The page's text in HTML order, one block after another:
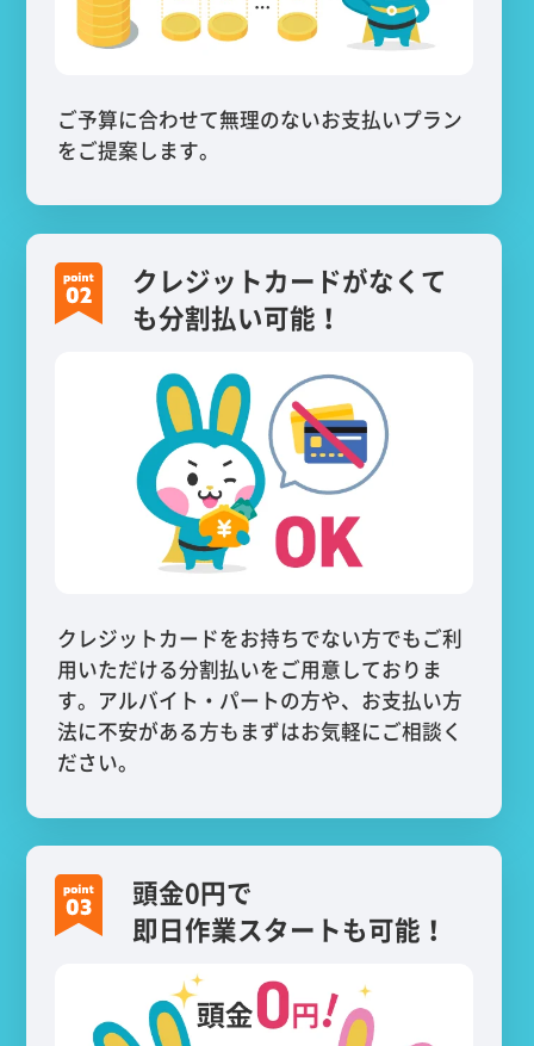
ご予算に合わせて無理のないお支払いプラン
をご提案します。
クレジットカードがなくて
も分割払い可能！
クレジットカードをお持ちでない方でもご利
用いただける分割払いをご用意しておりま
す。アルバイト・パートの方や、お支払い方
法に不安がある方もまずはお気軽にご相談く
ださい。
頭金0円で
即日作業スタートも可能！